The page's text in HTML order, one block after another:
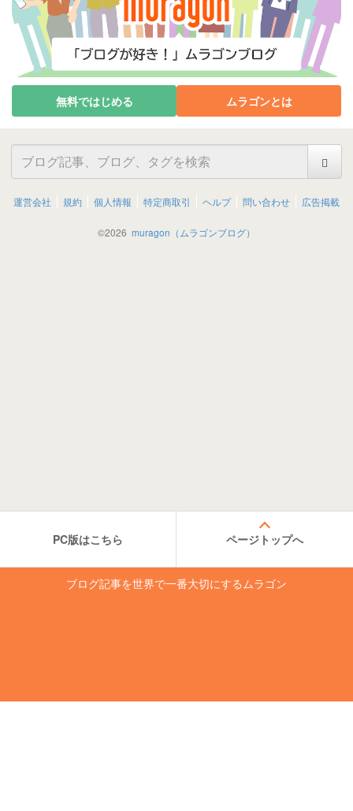
無料ではじめる ムラゴンとは
運営会社 規約 個人情報 特定商取引 ヘルプ 問い合わせ 広告掲載
©2026 muragon（ムラゴンブログ）
PC版はこちら ページトップへ
ブログ記事を世界で一番大切にするムラゴン